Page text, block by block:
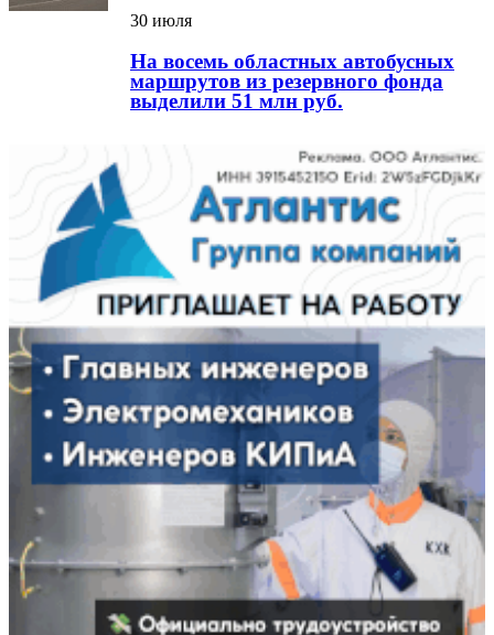
30 июля
На восемь областных автобусных
маршрутов из резервного фонда
выделили 51 млн руб.